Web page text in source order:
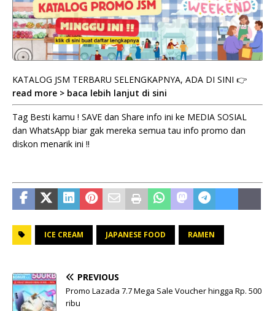
KATALOG JSM TERBARU SELENGKAPNYA, ADA DI SINI 👉
read more > baca lebih lanjut di sini
Tag Besti kamu ! SAVE dan Share info ini ke MEDIA SOSIAL
dan WhatsApp biar gak mereka semua tau info promo dan
diskon menarik ini !!
ICE CREAM JAPANESE FOOD RAMEN
PREVIOUS
Promo Lazada 7.7 Mega Sale Voucher hingga Rp. 500
ribu